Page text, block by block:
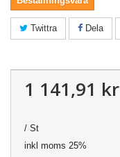
Twittra Dela
1 141,91 kr
/ St
inkl moms 25%